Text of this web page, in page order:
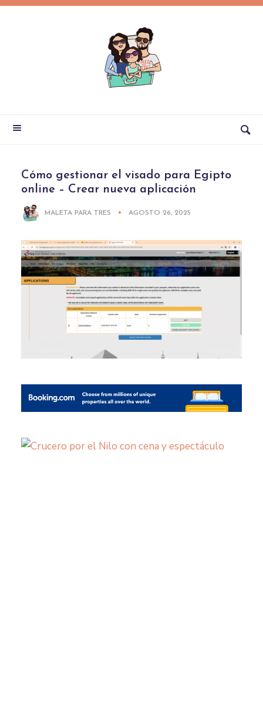
Cómo gestionar el visado para Egipto
online – Crear nueva aplicación
MALETA PARA TRES AGOSTO 26, 2025